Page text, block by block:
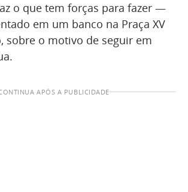
o que tem forças para fazer —
em um banco na Praça XV
sobre o motivo de seguir em
APÓS A PUBLICIDADE